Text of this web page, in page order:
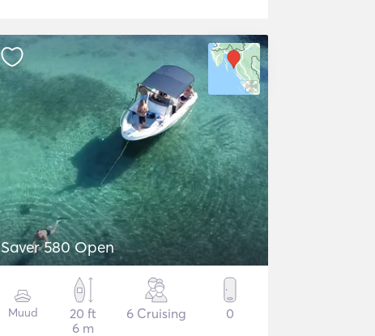
Saver 580 Open
Muud
20 ft
6 m
6 Cruising 0